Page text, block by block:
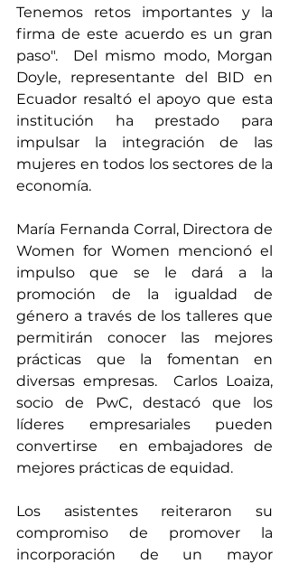
Tenemos retos importantes y la
firma de este acuerdo es un gran
paso".  Del mismo modo, Morgan
Doyle, representante del BID en
Ecuador resaltó el apoyo que esta
institución ha prestado para
impulsar la integración de las
mujeres en todos los sectores de la
economía.
María Fernanda Corral, Directora de
Women for Women mencionó el
impulso que se le dará a la
promoción de la igualdad de
género a través de los talleres que
permitirán conocer las mejores
prácticas que la fomentan en
diversas empresas.  Carlos Loaiza,
socio de PwC, destacó que los
líderes empresariales pueden
convertirse  en embajadores de
mejores prácticas de equidad.
Los asistentes reiteraron su
compromiso de promover la
incorporación de un mayor